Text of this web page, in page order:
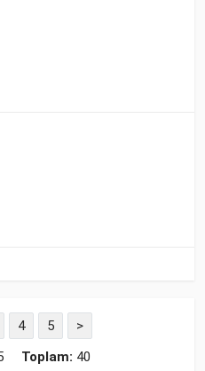
4 5
>
Toplam: 40